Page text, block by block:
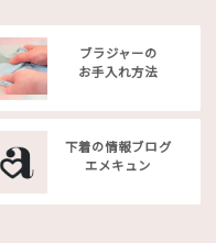
ブラジャーの
お手入れ方法
下着の情報ブログ
エメキュン